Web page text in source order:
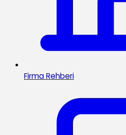
Firma Rehberi